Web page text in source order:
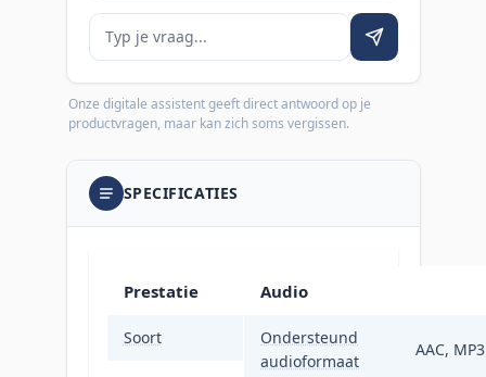
Je vraag
Onze digitale assistent geeft direct antwoord op je
productvragen, maar kan zich soms vergissen.
SPECIFICATIES
Prestatie
Soort IP-
Audio
Ondersteund
audioformaat
AAC, MP3